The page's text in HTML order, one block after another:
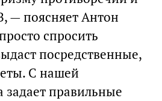
— поясняет Антон
спросить
посредственные,
С нашей
задает правильные